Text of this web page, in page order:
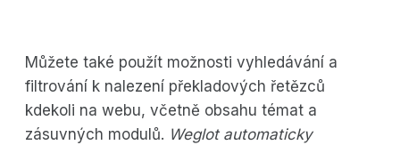
Můžete také použít možnosti vyhledávání a
filtrování k nalezení překladových řetězců
kdekoli na webu, včetně obsahu témat a
zásuvných modulů. Weglot automaticky